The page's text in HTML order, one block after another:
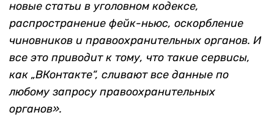
новые статьи в уголовном кодексе,
распространение фейк-ньюс, оскорбление
чиновников и правоохранительных органов. И
все это приводит к тому, что такие сервисы,
как „ВКонтакте“, сливают все данные по
любому запросу правоохранительных
органов».